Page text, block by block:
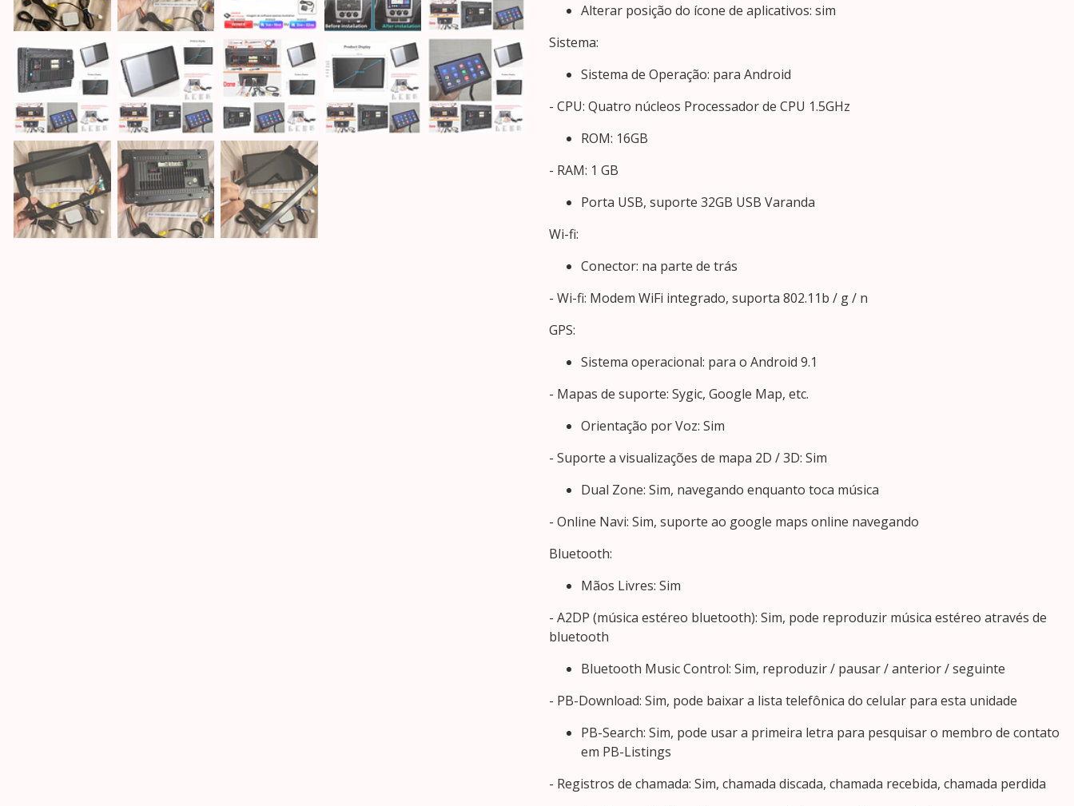
Alterar posição do ícone de aplicativos: sim
Sistema:
Sistema de Operação: para Android
- CPU: Quatro núcleos Processador de CPU 1.5GHz
ROM: 16GB
- RAM: 1 GB
Porta USB, suporte 32GB USB Varanda
Wi-fi:
Conector: na parte de trás
- Wi-fi: Modem WiFi integrado, suporta 802.11b / g / n
GPS:
Sistema operacional: para o Android 9.1
- Mapas de suporte: Sygic, Google Map, etc.
Orientação por Voz: Sim
- Suporte a visualizações de mapa 2D / 3D: Sim
Dual Zone: Sim, navegando enquanto toca música
- Online Navi: Sim, suporte ao google maps online navegando
Bluetooth:
Mãos Livres: Sim
- A2DP (música estéreo bluetooth): Sim, pode reproduzir música estéreo através de
bluetooth
Bluetooth Music Control: Sim, reproduzir / pausar / anterior / seguinte
- PB-Download: Sim, pode baixar a lista telefônica do celular para esta unidade
PB-Search: Sim, pode usar a primeira letra para pesquisar o membro de contato
em PB-Listings
- Registros de chamada: Sim, chamada discada, chamada recebida, chamada perdida